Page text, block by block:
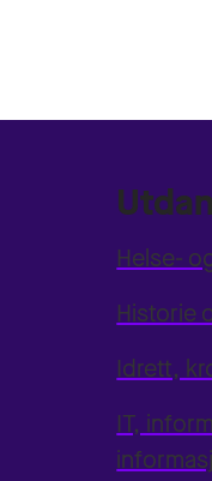
Helse-
Historie
Idrett,
IT,